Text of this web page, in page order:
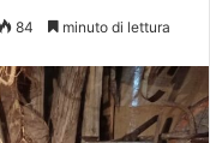
84 minuto di lettura